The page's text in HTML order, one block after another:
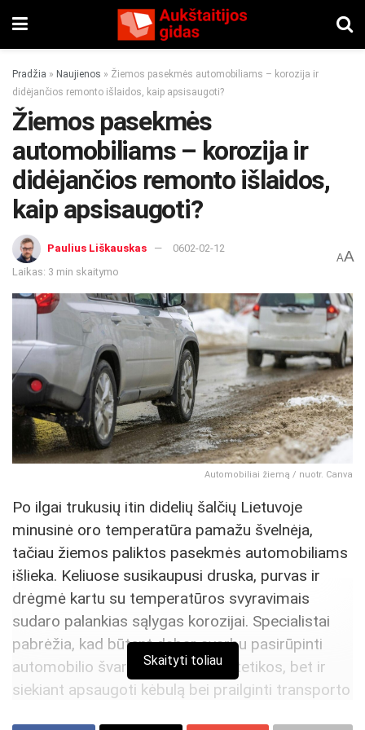
Pradžia » Naujienos » Žiemos pasekmės automobiliams – korozija ir
didėjančios remonto išlaidos, kaip apsisaugoti?
Žiemos pasekmės
automobiliams – korozija ir
didėjančios remonto išlaidos,
kaip apsisaugoti?
Paulius Liškauskas
0602-02-12
Laikas: 3 min skaitymo
AA
Automobiliai žiemą / nuotr. Canva
Po ilgai trukusių itin didelių šalčių Lietuvoje
minusinė oro temperatūra pamažu švelnėja,
tačiau žiemos paliktos pasekmės automobiliams
išlieka. Keliuose susikaupusi druska, purvas ir
drėgmė kartu su temperatūros svyravimais
sudaro palankias sąlygas korozijai. Specialistai
pabrėžia, kad būtent dabar svarbu pasirūpinti
automobilio švara – ne tik dėl estetikos, bet ir
siekiant apsaugoti kėbulą bei prailginti transporto
Skaityti toliau